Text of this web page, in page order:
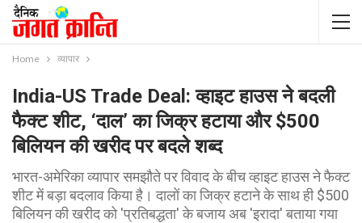
Home व्यापार
India-US Trade Deal: व्हाइट हाउस ने बदली
फैक्ट शीट, ‘दाल’ का जिक्र हटाया और $500
बिलियन की खरीद पर बदले शब्द
भारत-अमेरिका व्यापार समझौते पर विवाद के बीच व्हाइट हाउस ने फैक्ट
शीट में बड़ा बदलाव किया है। दालों का जिक्र हटाने के साथ ही $500
बिलियन की खरीद को 'प्रतिबद्धता' के बजाय अब 'इरादा' बताया गया